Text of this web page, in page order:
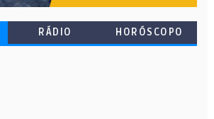
RÁDIO HORÓSCOPO